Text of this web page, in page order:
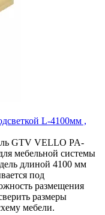
L-4100мм ,
GTV VELLO PA-
мебельной системы
длиной 4100 мм
под
размещения
размеры
мебели.